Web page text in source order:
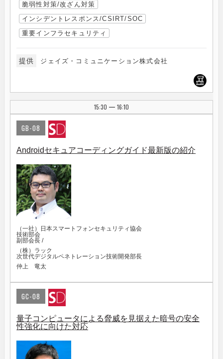
脆弱性対策/改ざん対策
インシデントレスポンス/CSIRT/SOC
重要インフラセキュリティ
提供 ジェイズ・コミュニケーション株式会社
15:30 | 16:10
GB-08
Androidセキュアコーディングガイド最新版の紹介
（一社）日本スマートフォンセキュリティ協会
技術部会
副部会長 /
（株）ラック
次世代デジタルペネトレーション技術開発部長
仲上 竜太
GC-08
量子コンピュータによる脅威を見据えた暗号の安全
性強化に向けた対応